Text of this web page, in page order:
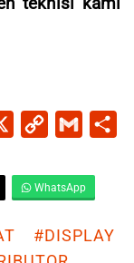
o
p
m
a
i
h
a
WhatsApp
#DISPLAY